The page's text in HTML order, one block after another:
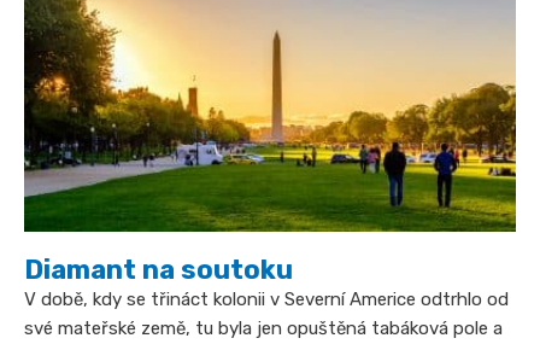
Diamant na soutoku
V době, kdy se třináct kolonii v Severní Americe odtrhlo od
své mateřské země, tu byla jen opuštěná tabáková pole a